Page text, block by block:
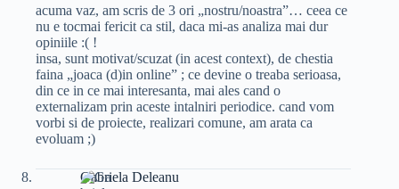
acuma vaz, am scris de 3 ori „nostru/noastra”… ceea ce
nu e tocmai fericit ca stil, daca mi-as analiza mai dur
opiniile :( !
insa, sunt motivat/scuzat (in acest context), de chestia
faina „joaca (d)in online” ; ce devine o treaba serioasa,
din ce in ce mai interesanta, mai ales cand o
externalizam prin aceste intalniri periodice. cand vom
vorbi si de proiecte, realizari comune, am arata ca
evoluam ;)
Gabriela Deleanu